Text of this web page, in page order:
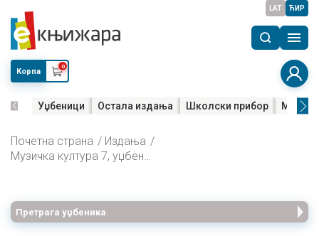
LAT ЋИР
Корпа
0
Уџбеници Остала издања Школски прибор Мала
Почетна страна
Издања
Музичка култура 7, уџбеник за седми разред + CD
Претрага уџбеника